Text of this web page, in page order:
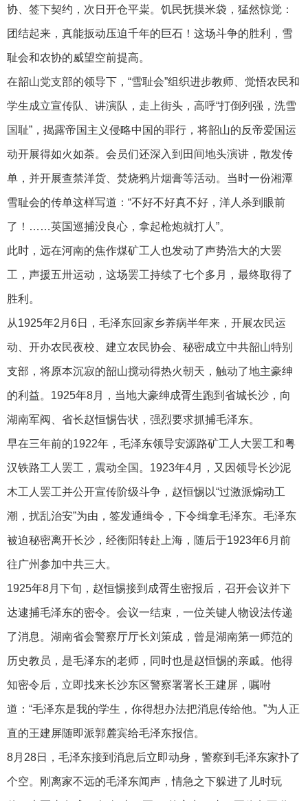
协、签下契约，次日开仓平粜。饥民抚摸米袋，猛然惊觉：
团结起来，真能扳动压迫千年的巨石！这场斗争的胜利，雪
耻会和农协的威望空前提高。
在韶山党支部的领导下，“雪耻会”组织进步教师、觉悟农民和
学生成立宣传队、讲演队，走上街头，高呼“打倒列强，洗雪
国耻”，揭露帝国主义侵略中国的罪行，将韶山的反帝爱国运
动开展得如火如荼。会员们还深入到田间地头演讲，散发传
单，并开展查禁洋货、焚烧鸦片烟膏等活动。当时一份湘潭
雪耻会的传单这样写道：“不好不好真不好，洋人杀到眼前
了！……英国巡捕没良心，拿起枪炮就打人”。
此时，远在河南的焦作煤矿工人也发动了声势浩大的大罢
工，声援五卅运动，这场罢工持续了七个多月，最终取得了
胜利。
从1925年2月6日，毛泽东回家乡养病半年来，开展农民运
动、开办农民夜校、建立农民协会、秘密成立中共韶山特别
支部，将原本沉寂的韶山搅动得热火朝天，触动了地主豪绅
的利益。1925年8月，当地大豪绅成胥生跑到省城长沙，向
湖南军阀、省长赵恒惕告状，强烈要求抓捕毛泽东。
早在三年前的1922年，毛泽东领导安源路矿工人大罢工和粤
汉铁路工人罢工，震动全国。1923年4月，又因领导长沙泥
木工人罢工并公开宣传阶级斗争，赵恒惕以“过激派煽动工
潮，扰乱治安”为由，签发通缉令，下令缉拿毛泽东。毛泽东
被迫秘密离开长沙，经衡阳转赴上海，随后于1923年6月前
往广州参加中共三大。
1925年8月下旬，赵恒惕接到成胥生密报后，召开会议并下
达逮捕毛泽东的密令。会议一结束，一位关键人物设法传递
了消息。湖南省会警察厅厅长刘策成，曾是湖南第一师范的
历史教员，是毛泽东的老师，同时也是赵恒惕的亲戚。他得
知密令后，立即找来长沙东区警察署署长王建屏，嘱咐
道：“毛泽东是我的学生，你得想办法把消息传给他。”为人正
直的王建屏随即派郭麓宾给毛泽东报信。
8月28日，毛泽东接到消息后立即动身，警察到毛泽东家扑了
个空。刚离家不远的毛泽东闻声，情急之下躲进了儿时玩